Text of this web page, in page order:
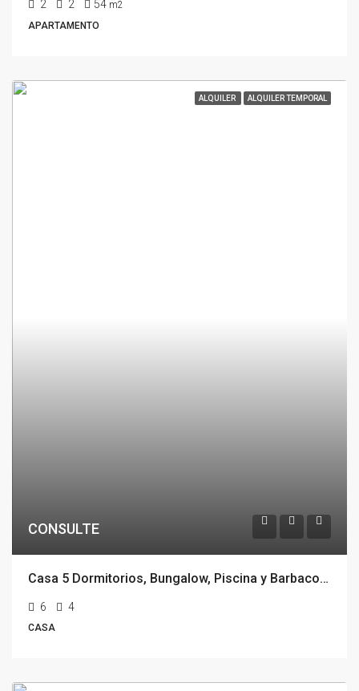
2 2 54 m2
APARTAMENTO
ALQUILER ALQUILER TEMPORAL
CONSULTE
Casa 5 Dormitorios, Bungalow, Piscina y Barbacoa, San Rafael, Punta Del Este
6 4
CASA